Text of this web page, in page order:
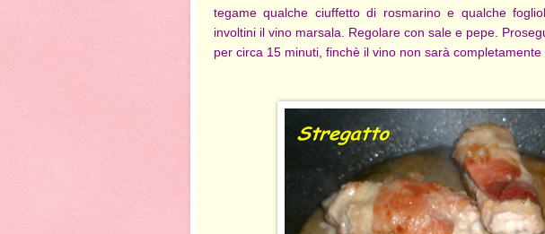
tegame qualche ciuffetto di rosmarino e qualche
involtini il vino marsala. Regolare con sale e pepe.
per circa 15 minuti, finchè il vino non sarà completamente